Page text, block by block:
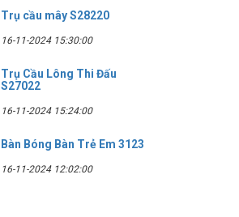
Trụ cầu mây S28220
16-11-2024 15:30:00
Trụ Cầu Lông Thi Đấu
S27022
16-11-2024 15:24:00
Bàn Bóng Bàn Trẻ Em 3123
16-11-2024 12:02:00